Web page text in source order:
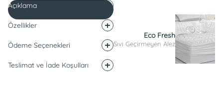
Açıklama
Özellikler
Ödeme Seçenekleri
Teslimat ve İade Koşulları
Eco Fresh
Sıvı Geçirmeyen Alez